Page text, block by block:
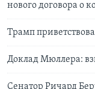
нового договора о
Трамп
Доклад Мюллера:
Сенатор Ричард